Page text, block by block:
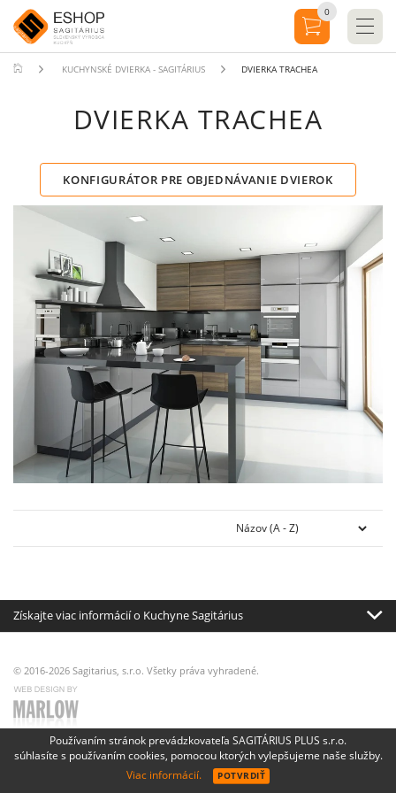
KUCHYNSKÉ DVIERKA - SAGITÁRIUS DVIERKA TRACHEA
DVIERKA TRACHEA
KONFIGURÁTOR PRE OBJEDNÁVANIE DVIEROK
Získajte viac informácií o Kuchyne Sagitárius
© 2016-2026 Sagitarius, s.r.o. Všetky práva vyhradené.
0
Používaním stránok prevádzkovateľa SAGITÁRIUS PLUS s.r.o.
súhlasíte s používaním cookies, pomocou ktorých vylepšujeme naše služby.
Viac informácií.
POTVRDIŤ